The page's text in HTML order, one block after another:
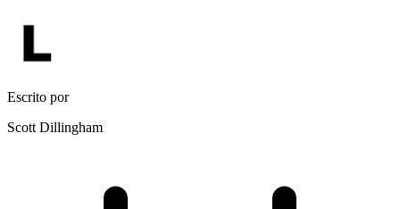
Escrito por
Scott Dillingham